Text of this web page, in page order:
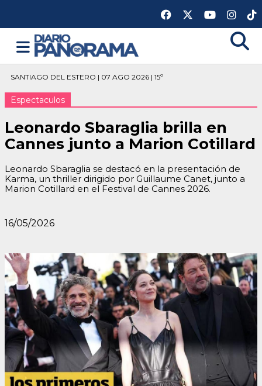
SANTIAGO DEL ESTERO | 07 AGO 2026 | 15º
Espectaculos
Leonardo Sbaraglia brilla en
Cannes junto a Marion Cotillard
Leonardo Sbaraglia se destacó en la presentación de
Karma, un thriller dirigido por Guillaume Canet, junto a
Marion Cotillard en el Festival de Cannes 2026.
16/05/2026